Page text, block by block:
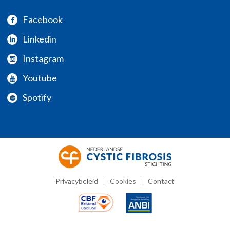
Facebook
Linkedin
Instagram
Youtube
Spotify
Privacybeleid Cookies Contact